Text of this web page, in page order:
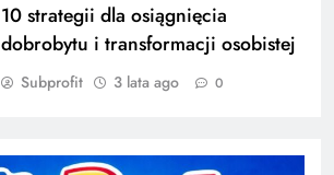
10 strategii dla osiągnięcia
dobrobytu i transformacji osobistej
Subprofit 3 lata ago 0